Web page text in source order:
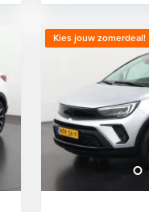
Kies jouw zomerdeal!